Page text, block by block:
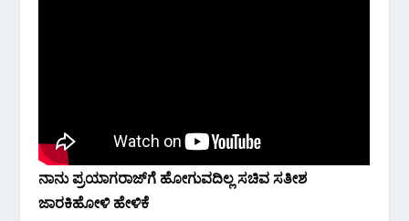
ನಾನು ಪ್ರಯಾಗರಾಜ್‌ಗೆ ಹೋಗುವದಿಲ್ಲ ಸಚಿವ ಸತೀಶ
ಜಾರಕಿಹೋಳಿ ಹೇಳಿಕೆ